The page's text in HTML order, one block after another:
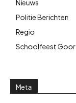
Nieuws
Politie Berichten
Regio
Schoolfeest Goor
Meta